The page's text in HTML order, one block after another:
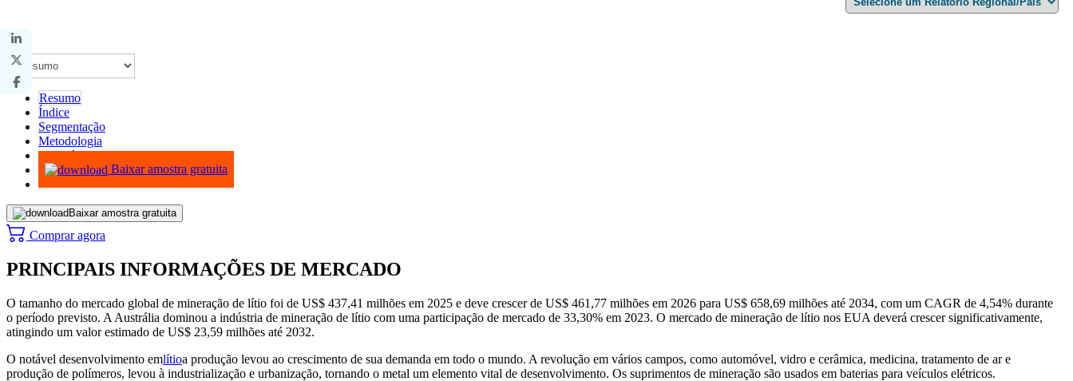
Resumo
Índice
Segmentação
Metodologia
Infográficos
Baixar amostra gratuita
Baixar amostra gratuita
Comprar agora
PRINCIPAIS INFORMAÇÕES DE MERCADO
O tamanho do mercado global de mineração de lítio foi de US$ 437,41 milhões em 2025 e deve crescer de US$ 461,77 milhões em 2026 para US$ 658,69 milhões até 2034, com um CAGR de 4,54% durante
o período previsto. A Austrália dominou a indústria de mineração de lítio com uma participação de mercado de 33,30% em 2023. O mercado de mineração de lítio nos EUA deverá crescer significativamente,
atingindo um valor estimado de US$ 23,59 milhões até 2032.
O notável desenvolvimento említioa produção levou ao crescimento de sua demanda em todo o mundo. A revolução em vários campos, como automóvel, vidro e cerâmica, medicina, tratamento de ar e
produção de polímeros, levou à industrialização e urbanização, tornando o metal um elemento vital de desenvolvimento. Os suprimentos de mineração são usados ​​em baterias para veículos elétricos.